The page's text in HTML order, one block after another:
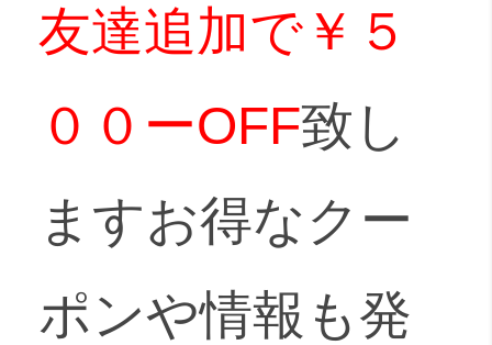
友達追加で￥５
００ーOFF致し
ますお得なクー
ポンや情報も発